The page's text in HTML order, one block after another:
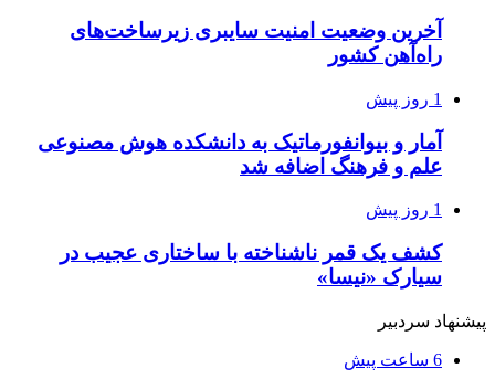
آخرین وضعیت امنیت سایبری زیرساخت‌های
راه‌آهن کشور
1 روز پیش
آمار و بیوانفورماتیک به دانشکده هوش مصنوعی
علم و فرهنگ اضافه شد
1 روز پیش
کشف یک قمر ناشناخته با ساختاری عجیب در
سیارک «نیسا»
پیشنهاد سردبیر
6 ساعت پیش